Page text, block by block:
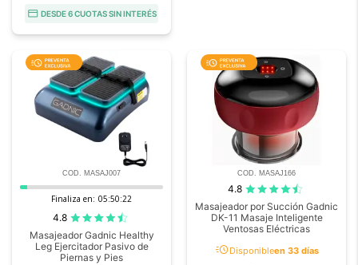
DESDE 6 CUOTAS SIN INTERÉS
COD. MASAJ007
Finaliza en: 05:50:20
4.8
Masajeador Gadnic Healthy
Leg Ejercitador Pasivo de
Piernas y Pies
COD. MASAJ166
4.8
Masajeador por Succión Gadnic
DK-11 Masaje Inteligente
Ventosas Eléctricas
acuteDisponibleen 33 días